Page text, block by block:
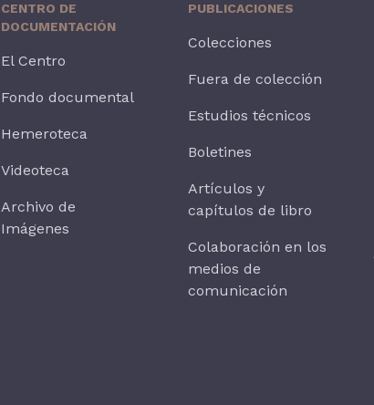
CENTRO DE
DOCUMENTACIÓN
El Centro
Fondo documental
Hemeroteca
Videoteca
Archivo de
Imágenes
PUBLICACIONES
Colecciones
Fuera de colección
Estudios técnicos
Boletines
Artículos y
capítulos de libro
Colaboración en los
medios de
comunicación